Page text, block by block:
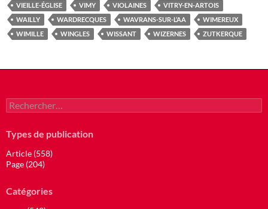
VIEILLE-ÉGLISE
VIMY VIOLAINES
VITRY-EN-ARTOIS
WAILLY
WARDRECQUES WAVRANS-SUR-L’AA
WIMEREUX
WIMILLE
WINGLES WISSANT WIZERNES ZUTKERQUE
Rechercher :
Types de publication
Article (558)
Page (204)
Catégories